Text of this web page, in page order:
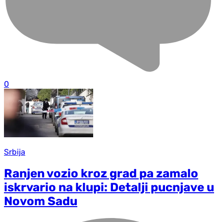
0
Srbija
Ranjen vozio kroz grad pa zamalo
iskrvario na klupi: Detalji pucnjave u
Novom Sadu